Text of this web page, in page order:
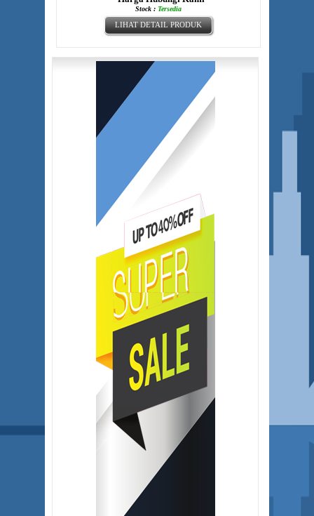
Stock : Tersedia
LIHAT DETAIL PRODUK